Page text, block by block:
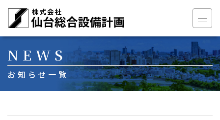
メインナビゲーション
NEWS
お知らせ一覧